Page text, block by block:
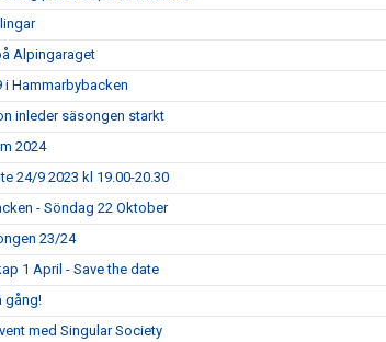
Alpingaraget
i Hammarbybacken
inleder säsongen starkt
2024
24/9 2023 kl 19.00-20.30
- Söndag 22 Oktober
23/24
1 April - Save the date
gång!
med Singular Society